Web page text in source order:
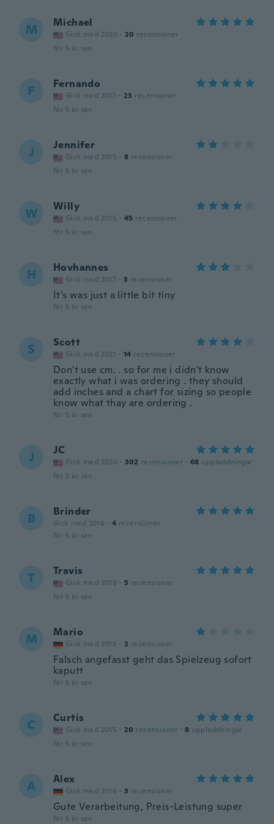
M Michael
Gick med 2020 · 20 recensioner
för 5 år sen
F Fernando
Gick med 2017 · 23 recensioner
för 5 år sen
J Jennifer
Gick med 2015 · 8 recensioner
för 5 år sen
W Willy
Gick med 2015 · 45 recensioner
för 5 år sen
H Hovhannes
Gick med 2017 · 3 recensioner
It’s was just a little bit tiny
för 5 år sen
S Scott
Gick med 2021 · 14 recensioner
Don't use cm. . so for me i didn't know
exactly what i was ordering . they should
add inches and a chart for sizing so people
know what thay are ordering .
för 5 år sen
J JC
Gick med 2020 · 302 recensioner · 68 uppladdningar
för 5 år sen
B Brinder
Gick med 2016 · 4 recensioner
för 5 år sen
T Travis
Gick med 2018 · 5 recensioner
för 5 år sen
M Mario
Gick med 2015 · 2 recensioner
Falsch angefasst geht das Spielzeug sofort
kaputt
för 5 år sen
C Curtis
Gick med 2015 · 20 recensioner · 8 uppladdningar
för 5 år sen
A Alex
Gick med 2016 · 3 recensioner
Gute Verarbeitung, Preis-Leistung super
för 5 år sen